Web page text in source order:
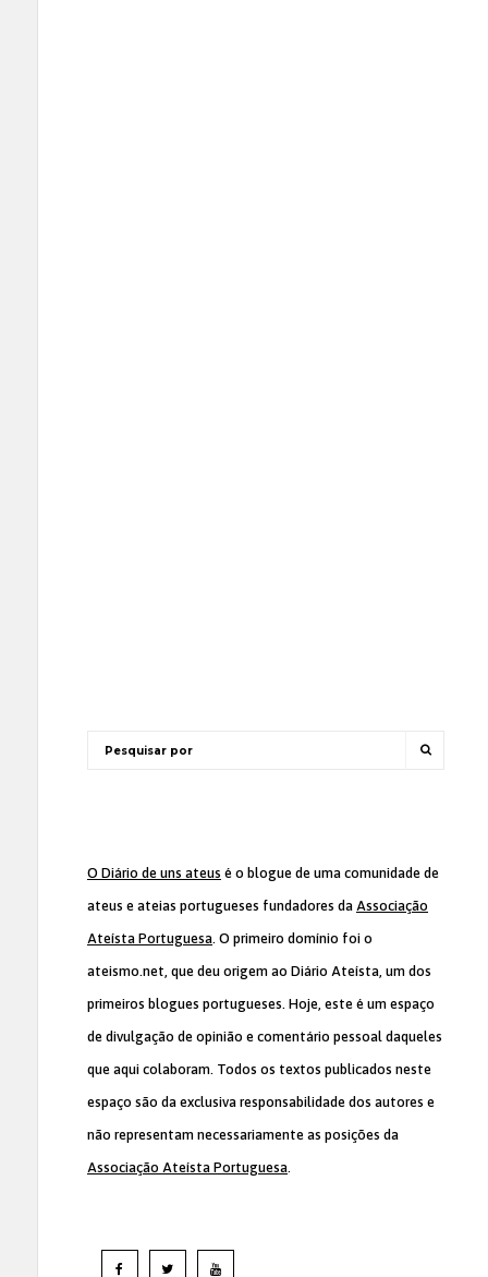
O Diário de uns ateus é o blogue de uma comunidade de
ateus e ateias portugueses fundadores da Associação
Ateísta Portuguesa. O primeiro domínio foi o
ateismo.net, que deu origem ao Diário Ateísta, um dos
primeiros blogues portugueses. Hoje, este é um espaço
de divulgação de opinião e comentário pessoal daqueles
que aqui colaboram. Todos os textos publicados neste
espaço são da exclusiva responsabilidade dos autores e
não representam necessariamente as posições da
Associação Ateísta Portuguesa.